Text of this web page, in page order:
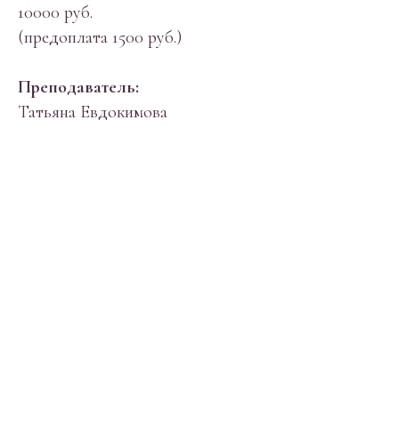
10000 руб.
(предоплата 1500 руб.)
Преподаватель:
Татьяна Евдокимова